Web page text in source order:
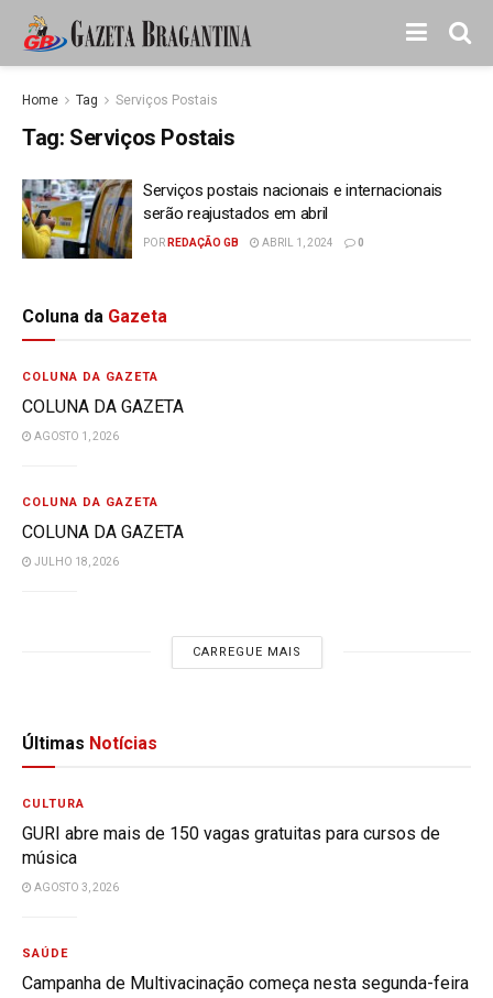
Home Tag Serviços Postais
Tag: Serviços Postais
Serviços postais nacionais e internacionais
serão reajustados em abril
POR REDAÇÃO GB ABRIL 1, 2024 0
Coluna da Gazeta
COLUNA DA GAZETA
COLUNA DA GAZETA
AGOSTO 1, 2026
COLUNA DA GAZETA
COLUNA DA GAZETA
JULHO 18, 2026
CARREGUE MAIS
Últimas Notícias
CULTURA
GURI abre mais de 150 vagas gratuitas para cursos de
música
AGOSTO 3, 2026
SAÚDE
Campanha de Multivacinação começa nesta segunda-feira